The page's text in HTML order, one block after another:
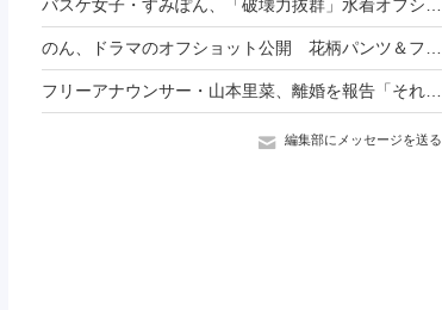
編集部にメッセージを送る